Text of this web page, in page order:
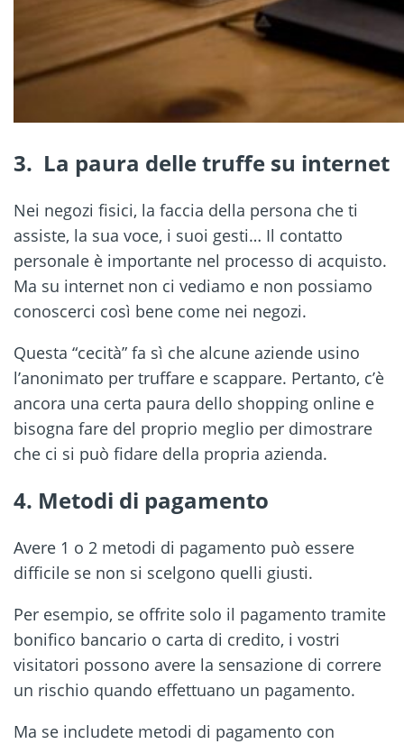
3. La paura delle truffe su internet
Nei negozi fisici, la faccia della persona che ti
assiste, la sua voce, i suoi gesti… Il contatto
personale è importante nel processo di acquisto.
Ma su internet non ci vediamo e non possiamo
conoscerci così bene come nei negozi.
Questa “cecità” fa sì che alcune aziende usino
l’anonimato per truffare e scappare. Pertanto, c’è
ancora una certa paura dello shopping online e
bisogna fare del proprio meglio per dimostrare
che ci si può fidare della propria azienda.
4. Metodi di pagamento
Avere 1 o 2 metodi di pagamento può essere
difficile se non si scelgono quelli giusti.
Per esempio, se offrite solo il pagamento tramite
bonifico bancario o carta di credito, i vostri
visitatori possono avere la sensazione di correre
un rischio quando effettuano un pagamento.
Ma se includete metodi di pagamento con